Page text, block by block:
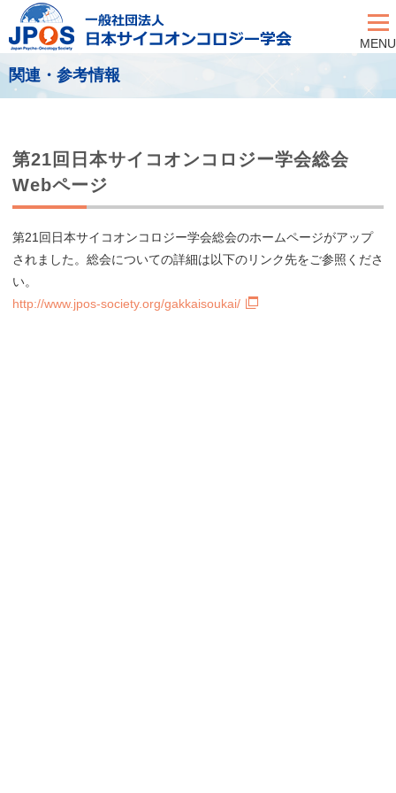
MENU
関連・参考情報
第21回日本サイコオンコロジー学会総会
Webページ
第21回日本サイコオンコロジー学会総会のホームページがアップ
されました。総会についての詳細は以下のリンク先をご参照くださ
い。
http://www.jpos-society.org/gakkaisoukai/